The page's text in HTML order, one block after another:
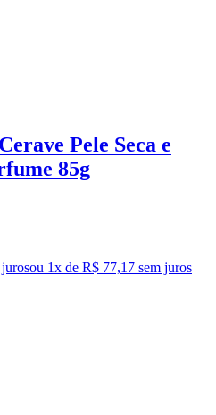
Pele Seca e
85g
ou 1x de R$ 77,17 sem juros